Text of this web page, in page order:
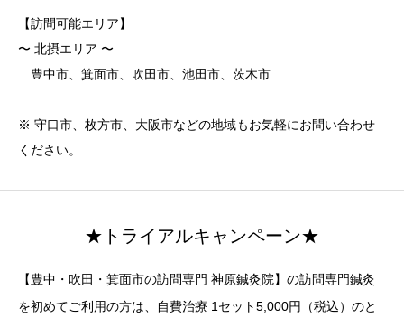
【訪問可能エリア】
〜 北摂エリア 〜
豊中市、箕面市、吹田市、池田市、茨木市
※ 守口市、枚方市、大阪市などの地域もお気軽にお問い合わせ
ください。
★トライアルキャンペーン★
【豊中・吹田・箕面市の訪問専門 神原鍼灸院】の訪問専門鍼灸
を初めてご利用の方は、自費治療 1セット5,000円（税込）のと